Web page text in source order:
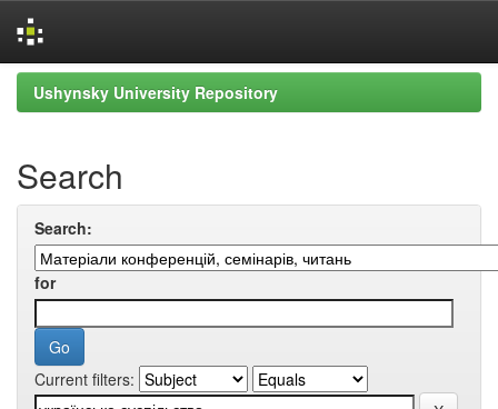
Skip
navigation
Ushynsky University Repository
Search
Search:
for
Current filters: